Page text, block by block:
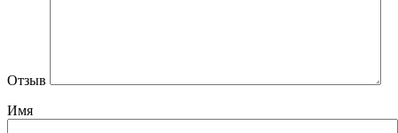
Отзыв
Имя